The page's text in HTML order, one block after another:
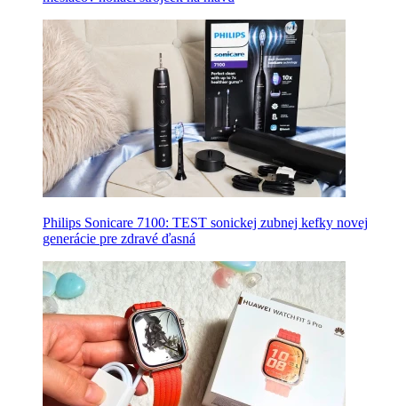
Philips Sonicare 7100: TEST sonickej zubnej kefky novej
generácie pre zdravé ďasná